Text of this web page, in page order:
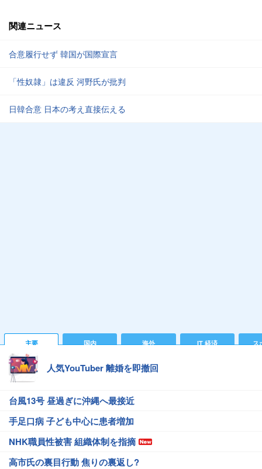
関連ニュース
合意履行せず 韓国が国際宣言
「性奴隷」は違反 河野氏が批判
日韓合意 日本の考え直接伝える
主要 国内 海外 IT 経済 ス
人気YouTuber 離婚を即撤回
台風13号 昼過ぎに沖縄へ最接近
手足口病 子ども中心に患者増加
NHK職員性被害 組織体制を指摘
高市氏の裏目行動 焦りの裏返し?